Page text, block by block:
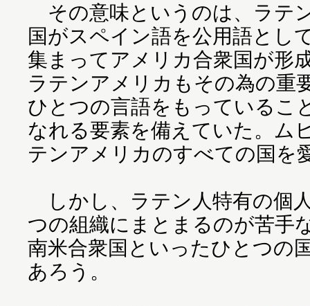
その意味というのは、ラテ
国がスペイン語を公用語とし
集まってアメリカ合衆国が形
ラテンアメリカもその為の重
ひとつの言語をもっているこ
なれる要素を備えていた。ム
テンアメリカのすべての国を
しかし、ラテン人特有の個
つの組織にまとまるのが苦手
南米合衆国といったひとつの
あろう。